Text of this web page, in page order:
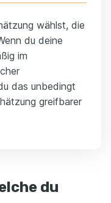
wählst, die
du deine
im
das unbedingt
greifbarer
du